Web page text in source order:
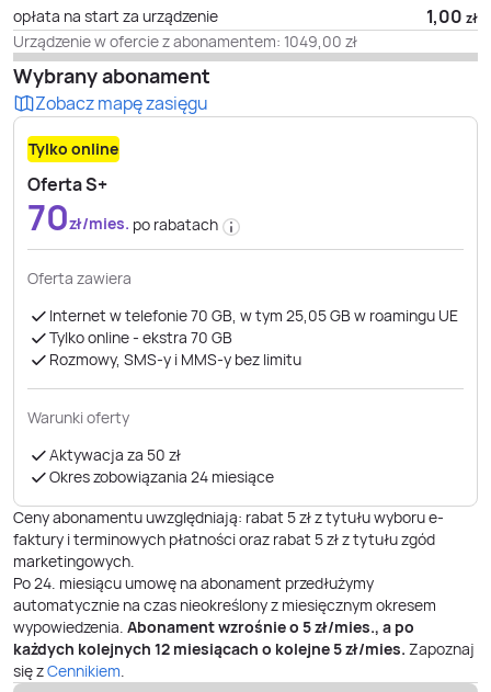
opłata na start za urządzenie 1,00 zł
Urządzenie w ofercie z abonamentem: 1049,00 zł
Wybrany abonament
Zobacz mapę zasięgu
Tylko online
Oferta S+
70zł/mies. po rabatach
Oferta zawiera
Internet w telefonie 70 GB, w tym 25,05 GB w roamingu UE
Tylko online - ekstra 70 GB
Rozmowy, SMS-y i MMS-y bez limitu
Warunki oferty
Aktywacja za 50 zł
Okres zobowiązania 24 miesiące
Ceny abonamentu uwzględniają: rabat 5 zł z tytułu wyboru e-
faktury i terminowych płatności oraz rabat 5 zł z tytułu zgód
marketingowych.
Po24. miesiącu umowę na abonament przedłużymy
automatycznie na czas nieokreślony z miesięcznym okresem
wypowiedzenia. Abonament wzrośnie o 5zł/mies., a po
każdych kolejnych 12 miesiącach o kolejne5zł/mies. Zapoznaj
się zCennikiem.